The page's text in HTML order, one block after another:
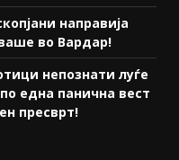
направија
во Вардар!
непознати луѓе
една панична вест
пресврт!